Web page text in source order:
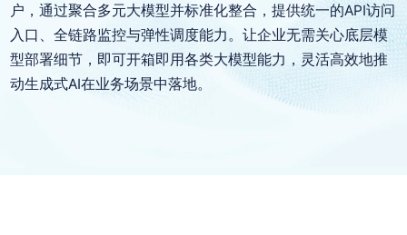
户，通过聚合多元大模型并标准化整合，提供统一的API访问
入口、全链路监控与弹性调度能力。让企业无需关心底层模
型部署细节，即可开箱即用各类大模型能力，灵活高效地推
动生成式AI在业务场景中落地。